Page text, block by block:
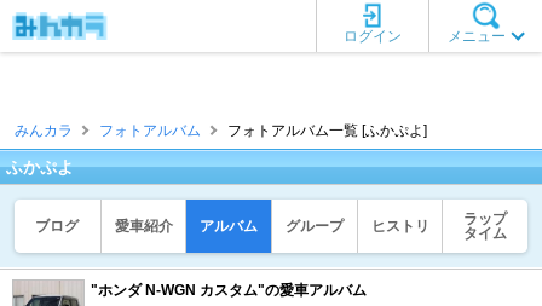
メニュー
ログイン
みんカラ フォトアルバム フォトアルバム一覧 [ふかぷよ]
ふかぷよ
ブログ 愛車紹介 アルバム グループ ヒストリ
ラップ
タイム
"ホンダ N-WGN カスタム"の愛車アルバム